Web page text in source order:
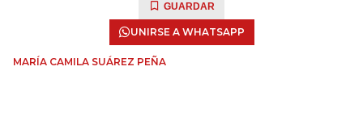
GUARDAR
UNIRSE A WHATSAPP
MARÍA CAMILA SUÁREZ PEÑA